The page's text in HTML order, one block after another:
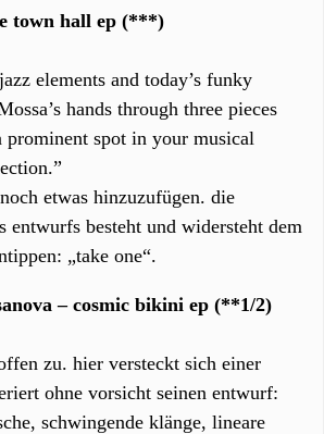
town hall ep (***)
elements and today’s funky
hands through three pieces
prominent spot in your musical
etwas hinzuzufügen. die
entwurfs besteht und widersteht dem
„take one“.
– cosmic bikini ep (**1/2)
zu. hier versteckt sich einer
ohne vorsicht seinen entwurf:
schwingende klänge, lineare